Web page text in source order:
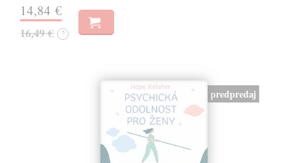
14,84 €
16,49 € ?
predpredaj